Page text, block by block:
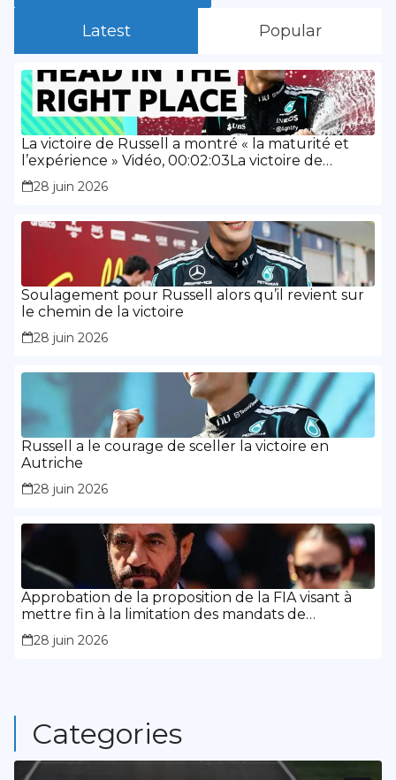
Latest Popular
La victoire de Russell a montré « la maturité et
l’expérience » Vidéo, 00:02:03La victoire de
Russell a montré « la maturité et l’expérience »
28 juin 2026
Soulagement pour Russell alors qu’il revient sur
le chemin de la victoire
28 juin 2026
Russell a le courage de sceller la victoire en
Autriche
28 juin 2026
Approbation de la proposition de la FIA visant à
mettre fin à la limitation des mandats de
présidence
28 juin 2026
Categories